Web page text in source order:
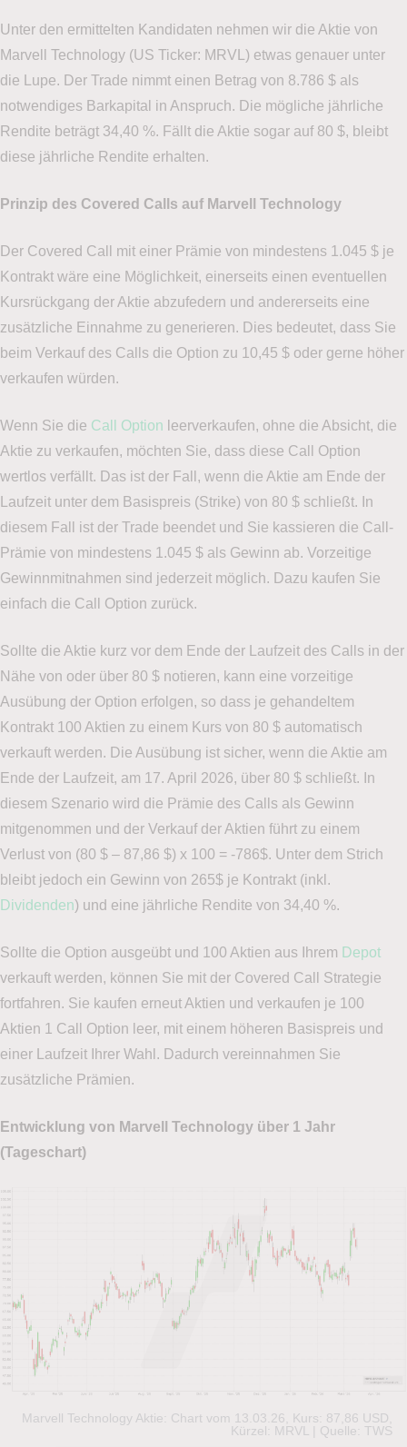
Unter den ermittelten Kandidaten nehmen wir die Aktie von
Marvell Technology (US Ticker: MRVL) etwas genauer unter
die Lupe. Der Trade nimmt einen Betrag von 8.786 $ als
notwendiges Barkapital in Anspruch. Die mögliche jährliche
Rendite beträgt 34,40 %. Fällt die Aktie sogar auf 80 $, bleibt
diese jährliche Rendite erhalten.
Prinzip des Covered Calls auf Marvell Technology
Der Covered Call mit einer Prämie von mindestens 1.045 $ je
Kontrakt wäre eine Möglichkeit, einerseits einen eventuellen
Kursrückgang der Aktie abzufedern und andererseits eine
zusätzliche Einnahme zu generieren. Dies bedeutet, dass Sie
beim Verkauf des Calls die Option zu 10,45 $ oder gerne höher
verkaufen würden.
Wenn Sie die Call Option leerverkaufen, ohne die Absicht, die
Aktie zu verkaufen, möchten Sie, dass diese Call Option
wertlos verfällt. Das ist der Fall, wenn die Aktie am Ende der
Laufzeit unter dem Basispreis (Strike) von 80 $ schließt. In
diesem Fall ist der Trade beendet und Sie kassieren die Call-
Prämie von mindestens 1.045 $ als Gewinn ab. Vorzeitige
Gewinnmitnahmen sind jederzeit möglich. Dazu kaufen Sie
einfach die Call Option zurück.
Sollte die Aktie kurz vor dem Ende der Laufzeit des Calls in der
Nähe von oder über 80 $ notieren, kann eine vorzeitige
Ausübung der Option erfolgen, so dass je gehandeltem
Kontrakt 100 Aktien zu einem Kurs von 80 $ automatisch
verkauft werden. Die Ausübung ist sicher, wenn die Aktie am
Ende der Laufzeit, am 17. April 2026, über 80 $ schließt. In
diesem Szenario wird die Prämie des Calls als Gewinn
mitgenommen und der Verkauf der Aktien führt zu einem
Verlust von (80 $ – 87,86 $) x 100 = -786$. Unter dem Strich
bleibt jedoch ein Gewinn von 265$ je Kontrakt (inkl.
Dividenden) und eine jährliche Rendite von 34,40 %.
Sollte die Option ausgeübt und 100 Aktien aus Ihrem Depot
verkauft werden, können Sie mit der Covered Call Strategie
fortfahren. Sie kaufen erneut Aktien und verkaufen je 100
Aktien 1 Call Option leer, mit einem höheren Basispreis und
einer Laufzeit Ihrer Wahl. Dadurch vereinnahmen Sie
zusätzliche Prämien.
Entwicklung von Marvell Technology über 1 Jahr
(Tageschart)
Marvell Technology Aktie: Chart vom 13.03.26, Kurs: 87,86 USD,
Kürzel: MRVL | Quelle: TWS